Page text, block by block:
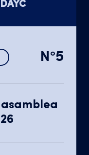
N°5